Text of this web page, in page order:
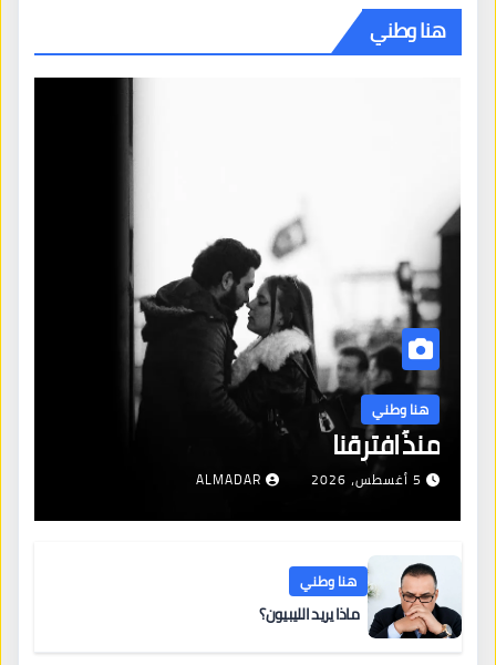
هنا وطني
هنا وطني
منذُ افترقنا
5 أغسطس، 2026 ALMADAR
هنا وطني
ماذا يريد الليبيون؟